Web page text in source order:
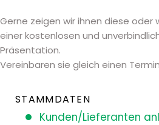
Gerne zeigen wir ihnen diese oder
einer kostenlosen und
Präsentation.
Vereinbaren sie gleich einen
STAMMDATEN
Kunden/Lieferanten